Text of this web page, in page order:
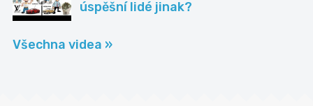
úspěšní lidé jinak?
Všechna videa »